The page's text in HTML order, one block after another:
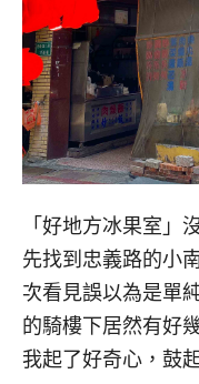
「好地方冰果室」
先找到忠義路的小
次看見誤以為是單
的騎樓下居然有好
我起了好奇心，鼓